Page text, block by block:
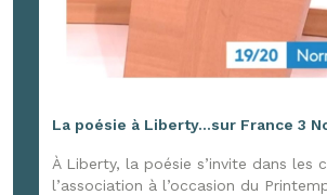
La poésie à Liberty...sur France 3
À Liberty, la poésie s’invite dans les
l’association à l’occasion du